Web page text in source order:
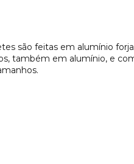
são feitas em alumínio
também em alumínio, e